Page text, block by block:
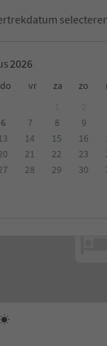
do vr za zo
6 7 8
9
14 15
16
21 22
23
28 29
30
Type catering